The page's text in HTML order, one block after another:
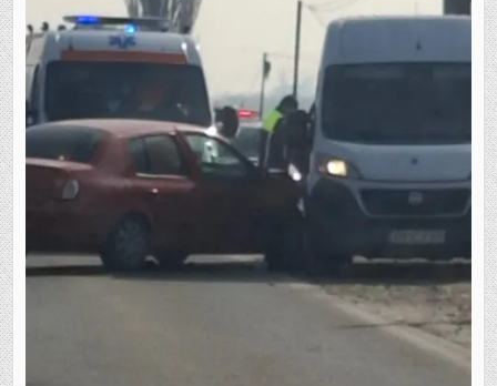
BLOCAT
EVITAȚI